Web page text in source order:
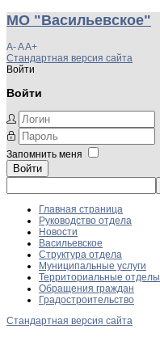
МО "Васильевское"
A-AA+
Стандартная версия сайта
Войти
Войти
Запомнить меня
Войти
Главная страница
Руководство отдела
Новости
Васильевское
Структура отдела
Муниципальные услуги
Территориальные отделы
Обращения граждан
Градостроительство
Стандартная версия сайта